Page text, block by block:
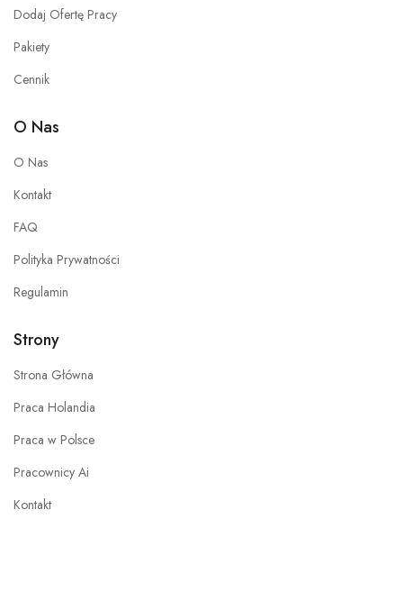
Dodaj Ofertę Pracy
Pakiety
Cennik
O Nas
O Nas
Kontakt
FAQ
Polityka Prywatności
Regulamin
Strony
Strona Główna
Praca Holandia
Praca w Polsce
Pracownicy Ai
Kontakt